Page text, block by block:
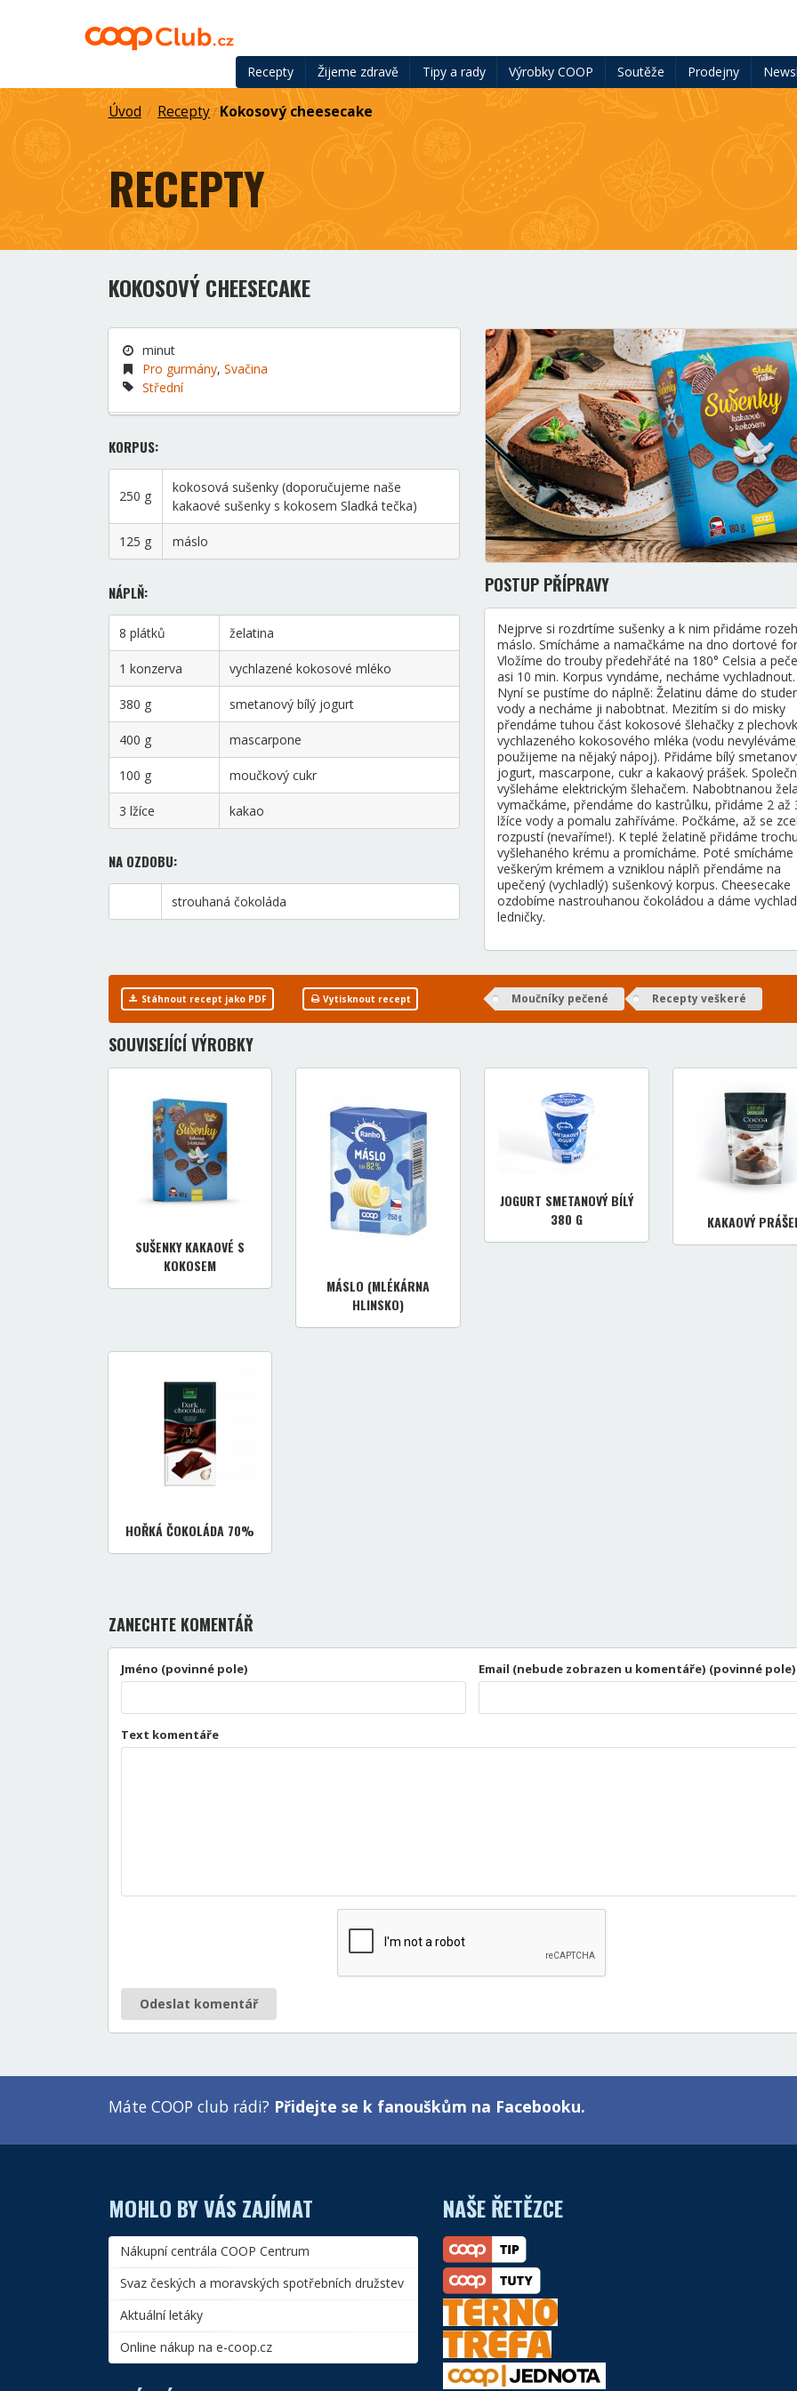
Recepty Žijeme zdravě Tipy a rady Výrobky COOP Soutěže Prodejny
Úvod / Recepty/ Kokosový cheesecake
RECEPTY
KOKOSOVÝ CHEESECAKE
minut
Pro gurmány,Svačina
Střední
KORPUS:
250 g
kokosová sušenky (doporučujeme naše
kakaové sušenky s kokosem Sladká tečka)
125 g máslo
NÁPLŇ:
8 plátků želatina
1 konzerva vychlazené kokosové mléko
380 g smetanový bílý jogurt
400 g mascarpone
100 g moučkový cukr
3 lžíce kakao
NA OZDOBU:
strouhaná čokoláda
POSTUP PŘÍPRAVY
Nejprve si rozdrtíme sušenky a k nim přidáme
máslo. Smícháme a namačkáme na dno dortové
Vložíme do trouby předehřáté na 180° Celsia a
asi 10 min. Korpus vyndáme, necháme vychladnout.
Nyní se pustíme do náplně: Želatinu dáme do
vody a necháme ji nabobtnat. Mezitím si do misky
přendáme tuhou část kokosové šlehačky z
vychlazeného kokosového mléka (vodu
použijeme na nějaký nápoj). Přidáme bílý
jogurt, mascarpone, cukr a kakaový prášek.
vyšleháme elektrickým šlehačem. Nabobtnanou
vymačkáme, přendáme do kastrůlku, přidáme 2 až
lžíce vody a pomalu zahříváme. Počkáme, až se
rozpustí (nevaříme!). K teplé želatině přidáme
vyšlehaného krému a promícháme. Poté smícháme
veškerým krémem a vzniklou náplň přendáme na
upečený (vychladlý) sušenkový korpus. Cheesecake
ozdobíme nastrouhanou čokoládou a dáme
ledničky.
Stáhnout recept jako PDF Vytisknout recept Moučníky pečené Recepty veškeré
SOUVISEJÍCÍ VÝROBKY
SUŠENKY KAKAOVÉ S
KOKOSEM
MÁSLO (MLÉKÁRNA
HLINSKO)
JOGURT SMETANOVÝ BÍLÝ
380 G
KAKAOVÝ
HOŘKÁ ČOKOLÁDA 70%
ZANECHTE KOMENTÁŘ
Jméno (povinné pole) Email (nebude zobrazen u komentáře) (povinné pole)
Text komentáře
Odeslat komentář
Máte COOP club rádi? Přidejte se k fanouškům na Facebooku.
MOHLO BY VÁS ZAJÍMAT
Nákupní centrála COOP Centrum
Svaz českých a moravských spotřebních družstev
Aktuální letáky
Online nákup na e-coop.cz
NAŠE ŘETĚZCE